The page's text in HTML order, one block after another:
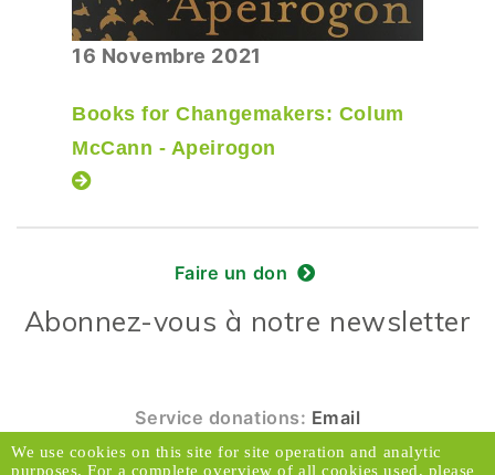
16 Novembre 2021
Books for Changemakers: Colum
McCann - Apeirogon
Faire un don
Abonnez-vous à notre newsletter
Service donations: Email
© 2026 Caux Initiatives et Changement. Tous
We use cookies on this site for site operation and analytic
purposes. For a complete overview of all cookies used, please